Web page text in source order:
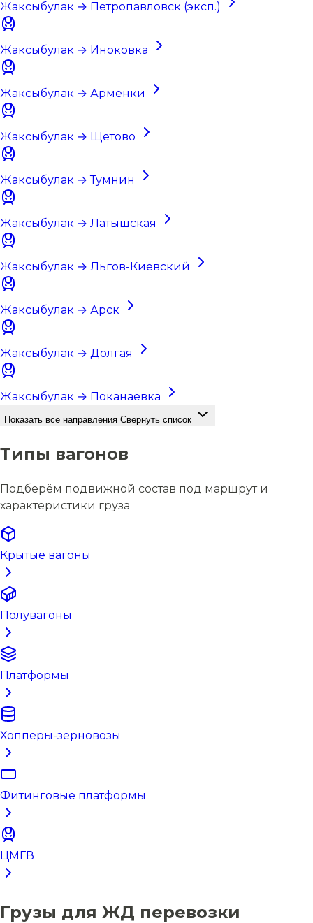
Жаксыбулак → Петропавловск (эксп.)
Жаксыбулак → Иноковка
Жаксыбулак → Арменки
Жаксыбулак → Щетово
Жаксыбулак → Тумнин
Жаксыбулак → Латышская
Жаксыбулак → Льгов-Киевский
Жаксыбулак → Арск
Жаксыбулак → Долгая
Жаксыбулак → Поканаевка
Показать все направления Свернуть список
Типы вагонов
Подберём подвижной состав под маршрут и
характеристики груза
Крытые вагоны
Полувагоны
Платформы
Хопперы-зерновозы
Фитинговые платформы
ЦМГВ
Грузы для ЖД перевозки